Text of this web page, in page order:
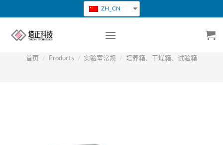
转
ZH_CN
首页 / Products / 实验室常规 / 培养箱、干燥箱、试验箱